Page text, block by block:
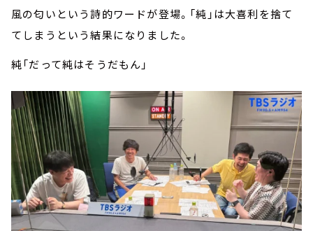
風の匂いという詩的ワードが登場。「純」は大喜利を捨て
てしまうという結果になりました。
純「だって純はそうだもん」